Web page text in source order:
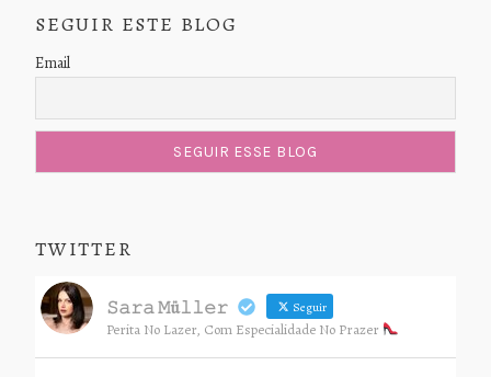
SEGUIR ESTE BLOG
Email
TWITTER
𝚂𝚊𝚛𝚊 𝙼ü𝚕𝚕𝚎𝚛 Seguir
Perita No Lazer, Com Especialidade No Prazer